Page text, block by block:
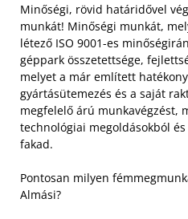
Minőségi, rövid határidővel
munkát! Minőségi munkát,
létező ISO 9001-es
géppark összetettsége,
melyet a már említett
gyártásütemezés és a saját
megfelelő árú munkavégzést,
technológiai megoldásokból
fakad.
Pontosan milyen
Almási?